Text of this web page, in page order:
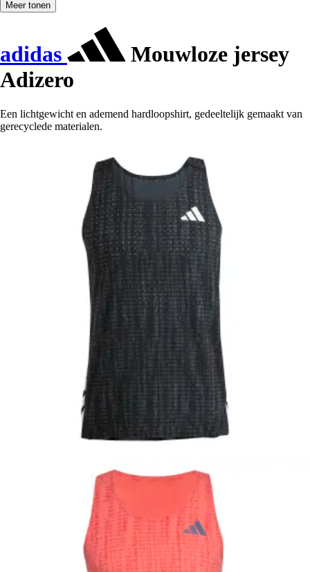
Meer tonen
adidas
Mouwloze jersey
Adizero
Een lichtgewicht en ademend hardloopshirt, gedeeltelijk gemaakt van
gerecyclede materialen.